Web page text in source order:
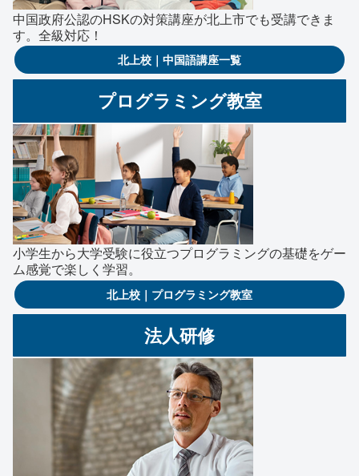
中国政府公認のHSKの対策講座が北上市でも受講できま
す。全級対応！
北上校｜中国語講座一覧
プログラミング教室
小学生から大学受験に役立つプログラミングの基礎をゲー
ム感覚で楽しく学習。
北上校｜プログラミング教室
法人研修